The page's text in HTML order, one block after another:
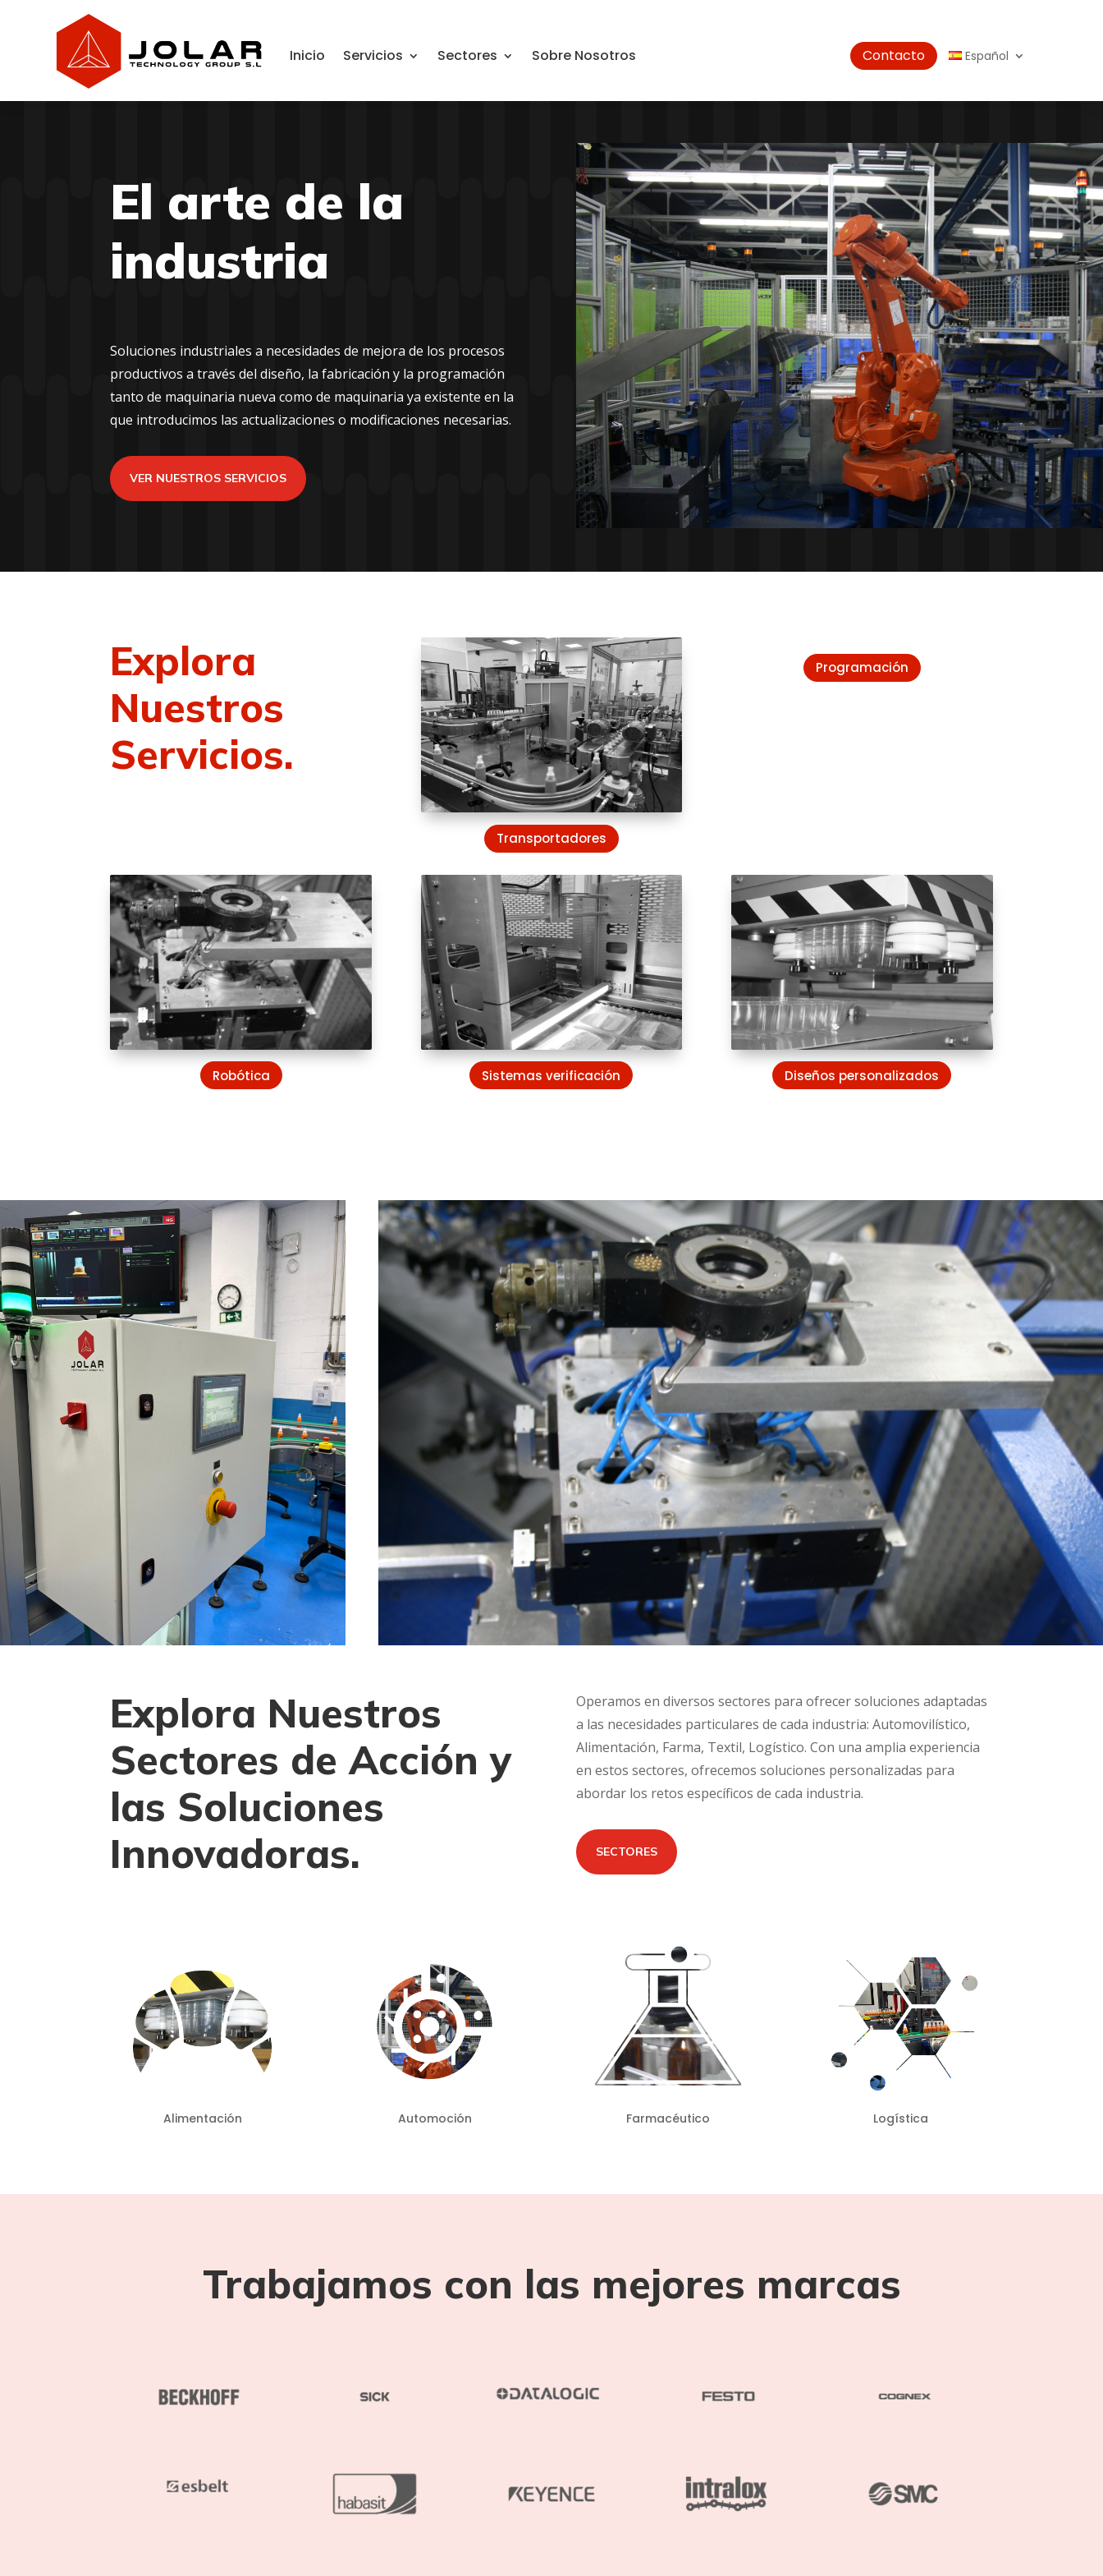
Inicio Servicios Sectores Sobre Nosotros Contacto Español
El arte de la
industria
Soluciones industriales a necesidades de mejora de los procesos
productivos a través del diseño, la fabricación y la programación
tanto de maquinaria nueva como de maquinaria ya existente en la
que introducimos las actualizaciones o modificaciones necesarias.
VER NUESTROS SERVICIOS
Explora
Nuestros
Servicios.
Transportadores
Programación
Robótica Sistemas verificación Diseños personalizados
Explora Nuestros
Sectores de Acción y
las Soluciones
Innovadoras.
Operamos en diversos sectores para ofrecer soluciones adaptadas
a las necesidades particulares de cada industria: Automovilístico,
Alimentación, Farma, Textil, Logístico. Con una amplia experiencia
en estos sectores, ofrecemos soluciones personalizadas para
abordar los retos específicos de cada industria.
SECTORES
Alimentación Automoción Farmacéutico Logística
Trabajamos con las mejores marcas